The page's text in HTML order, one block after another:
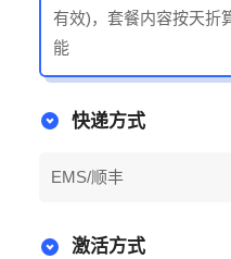
有效)，套餐内容按天折
能
快递方式
EMS/顺丰
激活方式